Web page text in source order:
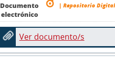
Documento
electrónico
| Repositorio
Ver documento/s